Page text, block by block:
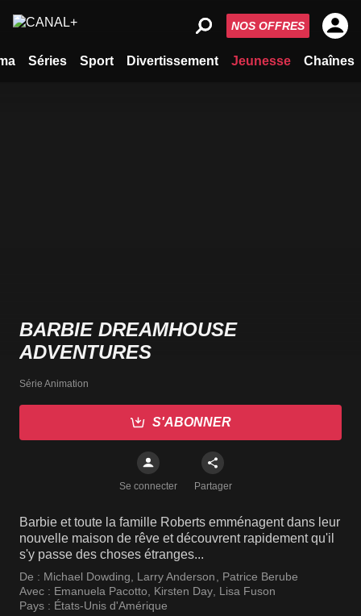
Séries Sport Divertissement Jeunesse Chaînes
NOS OFFRES
BARBIE DREAMHOUSE
ADVENTURES
Série Animation
S'ABONNER
Se connecter Partager
Barbie et toute la famille Roberts emménagent dans leur
nouvelle maison de rêve et découvrent rapidement qu'il
s'y passe des choses étranges...
De : Michael Dowding Larry Anderson
Patrice Berube
Avec : Emanuela Pacotto Kirsten Day Lisa Fuson
Pays : États-Unis d'Amérique